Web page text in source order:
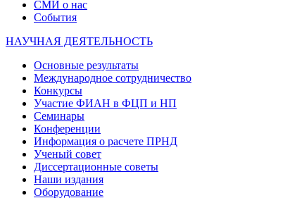
СМИ о нас
События
НАУЧНАЯ ДЕЯТЕЛЬНОСТЬ
Основные результаты
Международное сотрудничество
Конкурсы
Участие ФИАН в ФЦП и НП
Семинары
Конференции
Информация о расчете ПРНД
Ученый совет
Диссертационные советы
Наши издания
Оборудование